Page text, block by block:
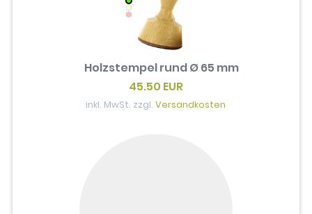
Holzstempel rund Ø 65 mm
45.50 EUR
inkl. MwSt. zzgl.Versandkosten